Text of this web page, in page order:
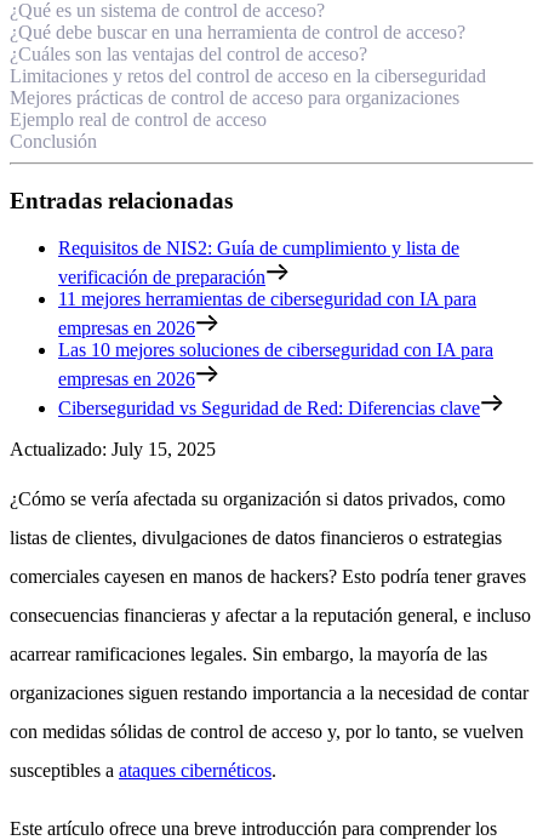
¿Qué es un sistema de control de acceso?
¿Qué debe buscar en una herramienta de control de acceso?
¿Cuáles son las ventajas del control de acceso?
Limitaciones y retos del control de acceso en la ciberseguridad
Mejores prácticas de control de acceso para organizaciones
Ejemplo real de control de acceso
Conclusión
Entradas relacionadas
Requisitos de NIS2: Guía de cumplimiento y lista de
verificación de preparación
11 mejores herramientas de ciberseguridad con IA para
empresas en 2026
Las 10 mejores soluciones de ciberseguridad con IA para
empresas en 2026
Ciberseguridad vs Seguridad de Red: Diferencias clave
Actualizado: July 15, 2025
¿Cómo se vería afectada su organización si datos privados, como
listas de clientes, divulgaciones de datos financieros o estrategias
comerciales cayesen en manos de hackers? Esto podría tener graves
consecuencias financieras y afectar a la reputación general, e incluso
acarrear ramificaciones legales. Sin embargo, la mayoría de las
organizaciones siguen restando importancia a la necesidad de contar
con medidas sólidas de control de acceso y, por lo tanto, se vuelven
susceptibles a ataques cibernéticos.
Este artículo ofrece una breve introducción para comprender los